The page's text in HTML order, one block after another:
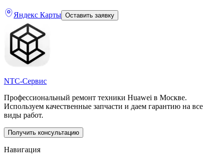
Яндекс Карты Оставить заявку
NTC-Сервис
Профессиональный ремонт техники Huawei в Москве.
Используем качественные запчасти и даем гарантию на все
виды работ.
Получить консультацию
Навигация